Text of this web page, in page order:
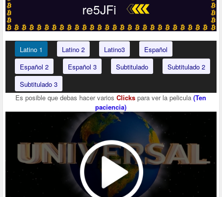
re5JFi
Latino 1 Latino 2 Latino3
Español
Español 2
Español 3 Subtitulado
Subtitulado 2
Subtitulado 3
Es posible que debas hacer variosClicks para ver la pelicula(Ten
paciencia)